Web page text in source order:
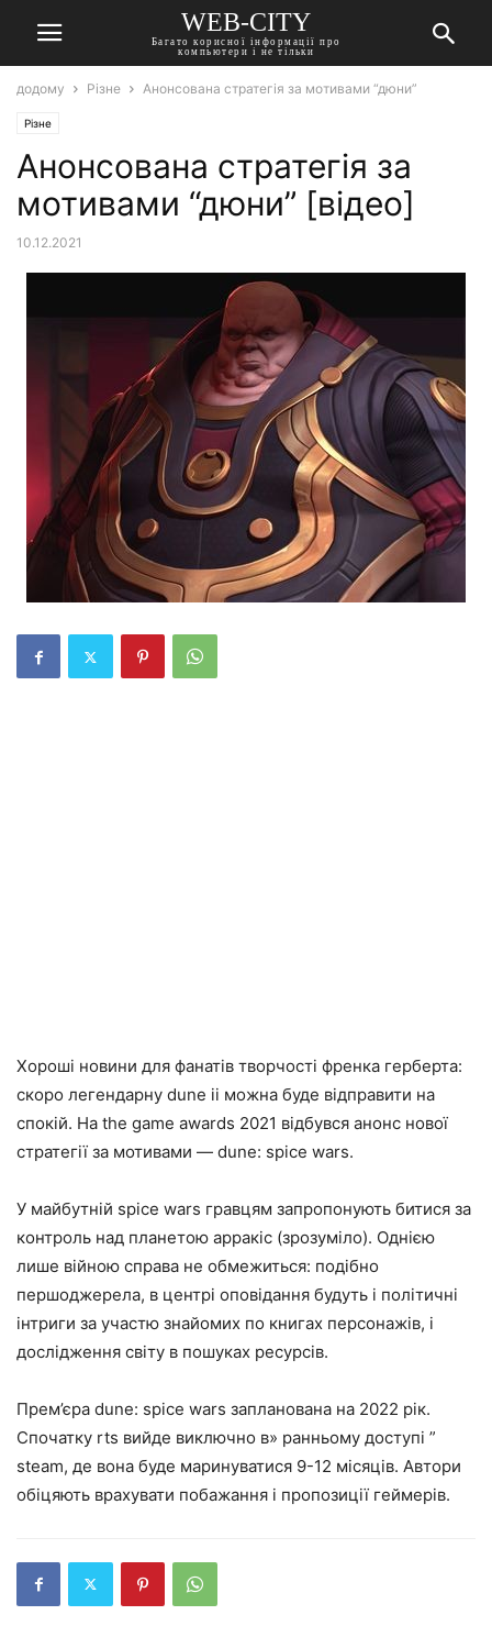
WEB-CITY
Багато корисної інформації про
компьютери і не тільки
додому Різне Анонсована стратегія за мотивами “дюни”
Різне
Анонсована стратегія за
мотивами “дюни” [відео]
10.12.2021
Хороші новини для фанатів творчості френка герберта:
скоро легендарну dune ii можна буде відправити на
спокій. На the game awards 2021 відбувся анонс нової
стратегії за мотивами — dune: spice wars.
У майбутній spice wars гравцям запропонують битися за
контроль над планетою арракіс (зрозуміло). Однією
лише війною справа не обмежиться: подібно
першоджерела, в центрі оповідання будуть і політичні
інтриги за участю знайомих по книгах персонажів, і
дослідження світу в пошуках ресурсів.
Прем’єра dune: spice wars запланована на 2022 рік.
Спочатку rts вийде виключно в» ранньому доступі ”
steam, де вона буде маринуватися 9-12 місяців. Автори
обіцяють врахувати побажання і пропозиції геймерів.